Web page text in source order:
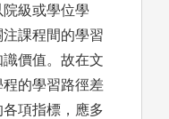
級或學位學
課程間的學習
價值。故在文
的學習路徑差
項指標，應多